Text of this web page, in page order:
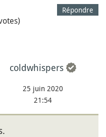
Répondre
coldwhispers
25 juin 2020
21:54